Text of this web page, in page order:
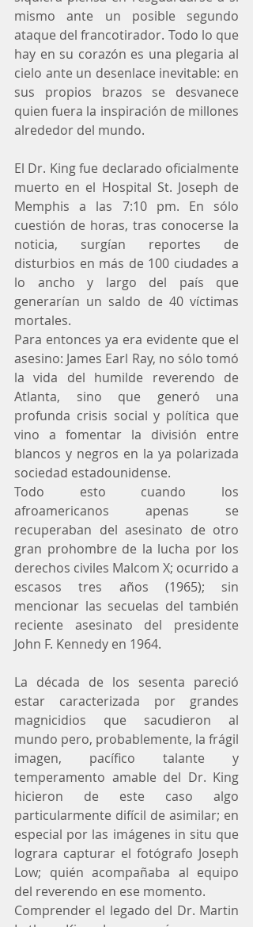
mismo ante un posible segundo
ataque del francotirador. Todo lo que
hay en su corazón es una plegaria al
cielo ante un desenlace inevitable: en
sus propios brazos se desvanece
quien fuera la inspiración de millones
alrededor del mundo.
El Dr. King fue declarado oficialmente
muerto en el Hospital St. Joseph de
Memphis a las 7:10 pm. En sólo
cuestión de horas, tras conocerse la
noticia, surgían reportes de
disturbios en más de 100 ciudades a
lo ancho y largo del país que
generarían un saldo de 40 víctimas
mortales.
Para entonces ya era evidente que el
asesino: James Earl Ray, no sólo tomó
la vida del humilde reverendo de
Atlanta, sino que generó una
profunda crisis social y política que
vino a fomentar la división entre
blancos y negros en la ya polarizada
sociedad estadounidense.
Todo esto cuando los
afroamericanos apenas se
recuperaban del asesinato de otro
gran prohombre de la lucha por los
derechos civiles Malcom X; ocurrido a
escasos tres años (1965); sin
mencionar las secuelas del también
reciente asesinato del presidente
John F. Kennedy en 1964.
La década de los sesenta pareció
estar caracterizada por grandes
magnicidios que sacudieron al
mundo pero, probablemente, la frágil
imagen, pacífico talante y
temperamento amable del Dr. King
hicieron de este caso algo
particularmente difícil de asimilar; en
especial por las imágenes in situ que
lograra capturar el fotógrafo Joseph
Low; quién acompañaba al equipo
del reverendo en ese momento.
Comprender el legado del Dr. Martin